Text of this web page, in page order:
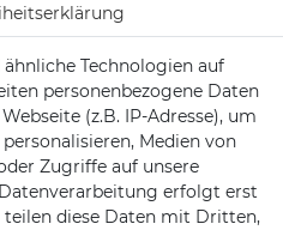
widerrufen
Zahlung
Technologien auf
personenbezogene Daten
(z.B. IP-Adresse), um
Medien von
Zugriffe auf unsere
erfolgt erst
diese Daten mit Dritten,